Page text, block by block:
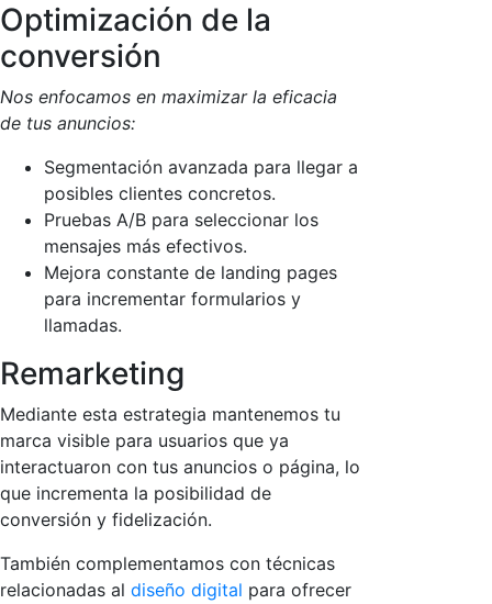
Optimización de la
conversión
Nos enfocamos en maximizar la eficacia
de tus anuncios:
Segmentación avanzada para llegar a
posibles clientes concretos.
Pruebas A/B para seleccionar los
mensajes más efectivos.
Mejora constante de landing pages
para incrementar formularios y
llamadas.
Remarketing
Mediante esta estrategia mantenemos tu
marca visible para usuarios que ya
interactuaron con tus anuncios o página, lo
que incrementa la posibilidad de
conversión y fidelización.
También complementamos con técnicas
relacionadas al diseño digital para ofrecer